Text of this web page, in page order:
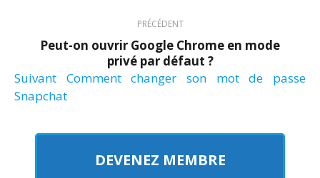
PRÉCÉDENT
Peut-on ouvrir Google Chrome en mode
privé par défaut ?
Suivant Comment changer son mot de passe
Snapchat
DEVENEZ MEMBRE